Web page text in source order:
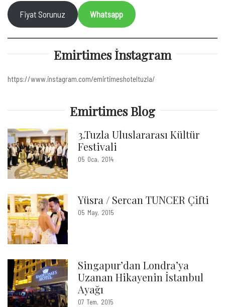
Fiyat Sorunuz Whatsapp
Emirtimes İnstagram
https://www.instagram.com/emirtimeshoteltuzla/
Emirtimes Blog
3.Tuzla Uluslararası Kültür
Festivali
05 Oca 2014
Yüsra / Sercan TUNCER Çifti
05 May 2015
Singapur’dan Londra’ya
Uzanan Hikayenin İstanbul
Ayağı
07 Tem 2015